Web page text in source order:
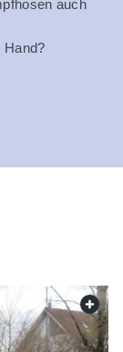
auch
Hand?